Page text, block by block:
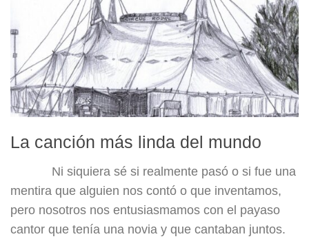
La canción más linda del mundo
Ni siquiera sé si realmente pasó o si fue una
mentira que alguien nos contó o que inventamos,
pero nosotros nos entusiasmamos con el payaso
cantor que tenía una novia y que cantaban juntos.